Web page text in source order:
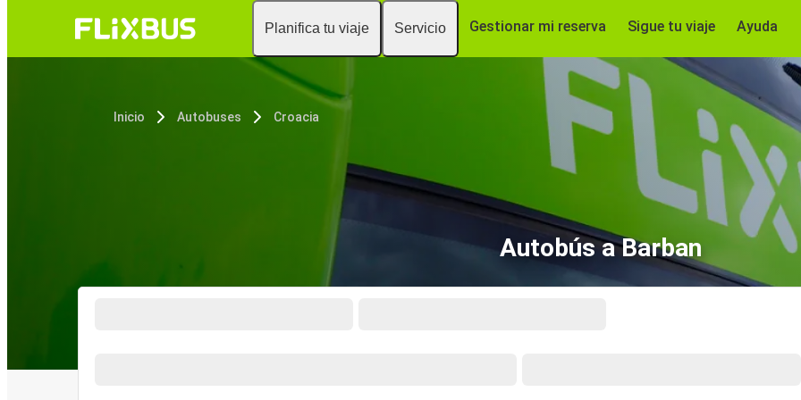
Planifica tu viaje Servicio Gestionar mi reserva Sigue tu viaje Ayuda
Inicio Autobuses Croacia
Autobús a Barban